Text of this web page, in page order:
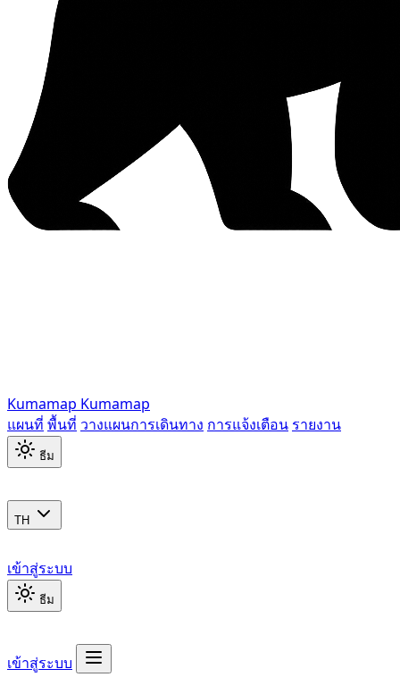
Kumamap Kumamap
แผนที่ พื้นที่ วางแผนการเดินทาง การแจ้งเตือน รายงาน
ธีม
TH
เข้าสู่ระบบ
ธีม
เข้าสู่ระบบ